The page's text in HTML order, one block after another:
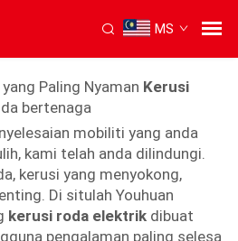
MS
bersandar
Paling Nyaman Kerusi
bertenaga
mobiliti yang anda
kami telah anda dilindungi.
kerusi yang menyokong,
Di situlah Youhuan
kerusi roda elektrik dibuat
pengalaman paling selesa